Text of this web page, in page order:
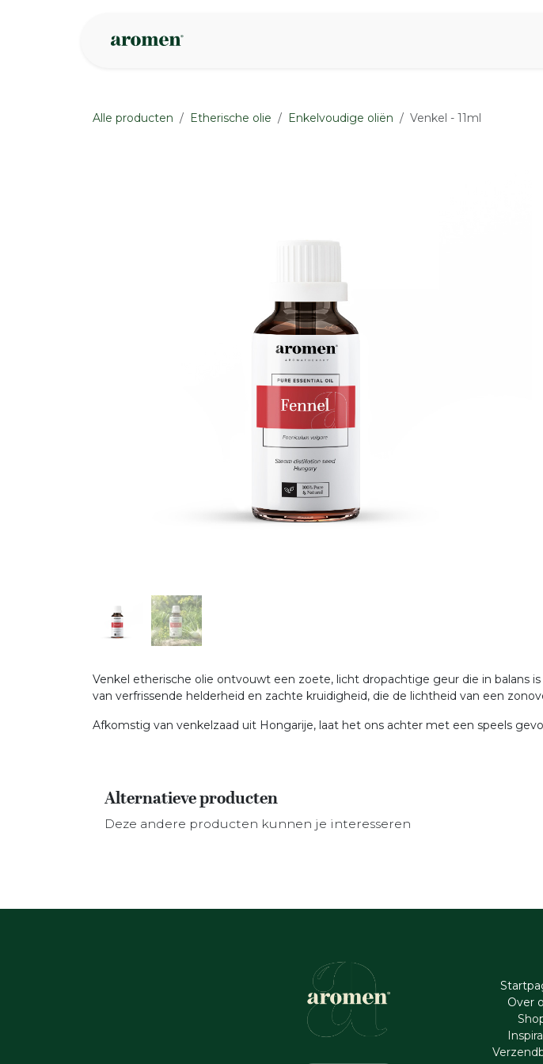
Alle producten Etherische olie Enkelvoudige oliën Venkel - 11ml
Venkel etherische olie ontvouwt een zoete, licht dropachtige geur die in balans
van verfrissende helderheid en zachte kruidigheid, die de lichtheid van een
Afkomstig van venkelzaad uit Hongarije, laat het ons achter met een speels
Alternatieve producten
Deze andere producten kunnen je interesseren
Ove​r​